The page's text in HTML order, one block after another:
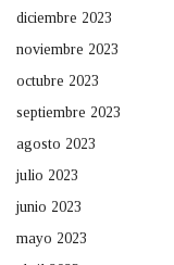
diciembre 2023
noviembre 2023
octubre 2023
septiembre 2023
agosto 2023
julio 2023
junio 2023
mayo 2023